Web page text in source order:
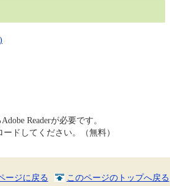
Readerが必要です。
ドしてください。（無料）
このページのトップへ戻る
ージに戻る